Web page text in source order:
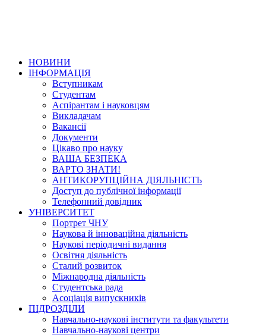
НОВИНИ
ІНФОРМАЦІЯ
Вступникам
Студентам
Аспірантам і науковцям
Викладачам
Вакансії
Документи
Цікаво про науку
ВАША БЕЗПЕКА
ВАРТО ЗНАТИ!
АНТИКОРУПЦІЙНА ДІЯЛЬНІСТЬ
Доступ до публічної інформації
Телефонний довідник
УНІВЕРСИТЕТ
Портрет ЧНУ
Наукова й інноваційна діяльність
Наукові періодичні видання
Освітня діяльність
Сталий розвиток
Міжнародна діяльність
Студентська рада
Асоціація випускників
ПІДРОЗДІЛИ
Навчально-наукові інститути та факультети
Навчально-наукові центри